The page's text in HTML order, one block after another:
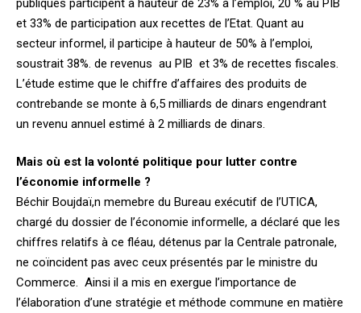
et 33% de participation aux recettes de l’Etat. Quant au
secteur informel, il participe à hauteur de 50% à l’emploi,
soustrait 38%. de revenus au PIB et 3% de recettes fiscales.
L’étude estime que le chiffre d’affaires des produits de
contrebande se monte à 6,5 milliards de dinars engendrant
un revenu annuel estimé à 2 milliards de dinars.
Mais où est la volonté politique pour lutter contre
l’économie informelle ?
Béchir Boujdaï,n memebre du Bureau exécutif de l’UTICA,
chargé du dossier de l’économie informelle, a déclaré que les
chiffres relatifs à ce fléau, détenus par la Centrale patronale,
ne coïncident pas avec ceux présentés par le ministre du
Commerce. Ainsi il a mis en exergue l’importance de
l’élaboration d’une stratégie et méthode commune en matière